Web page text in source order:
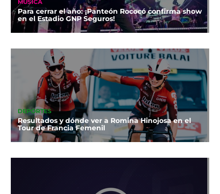
MÚSICA
Para cerrar el año: ¡Panteón Rococó confirma show
en el Estadio GNP Seguros!
DEPORTES
Resultados y dónde ver a Romina Hinojosa en el
Tour de Francia Femenil